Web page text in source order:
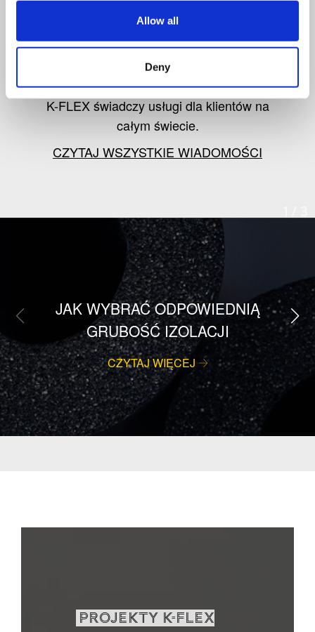
Allow all
Deny
od K-FLEX
Śledź informacje o najnowszych
produktach, rynku izolacji oraz o tym, jak
K-FLEX świadczy usługi dla klientów na
całym świecie.
CZYTAJ WSZYSTKIE WIADOMOŚCI
JAK WYBRAĆ ODPOWIEDNIĄ
GRUBOŚĆ IZOLACJI
CZYTAJ WIĘCEJ
PROJEKTY K-FLEX